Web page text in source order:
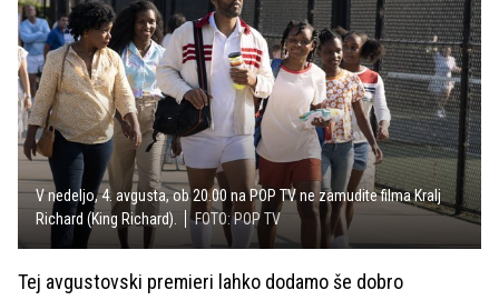
V nedeljo, 4. avgusta, ob 20.00 na POP TV ne zamudite filma Kralj
Richard (King Richard).
FOTO: POP TV
Tej avgustovski premieri lahko dodamo še dobro